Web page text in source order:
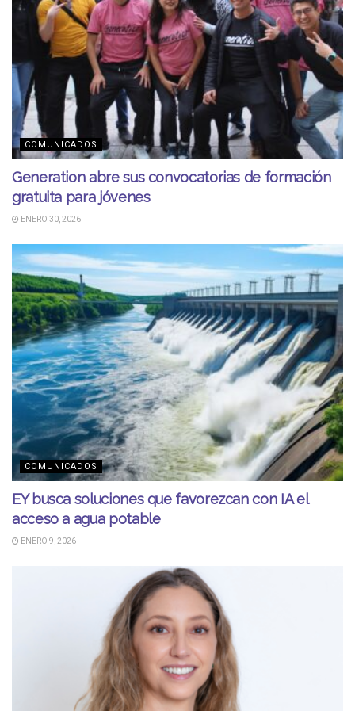
COMUNICADOS
Generation abre sus convocatorias de formación
gratuita para jóvenes
ENERO 30, 2026
COMUNICADOS
EY busca soluciones que favorezcan con IA el
acceso a agua potable
ENERO 9, 2026